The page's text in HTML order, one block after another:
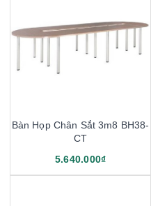
Bàn Họp Chân Sắt 3m8 BH38-
CT
5.640.000₫